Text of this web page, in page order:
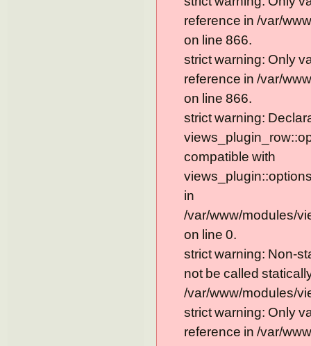
reference in /var/
on line 866.
strict warning: Only
reference in /var/
on line 866.
strict warning:
compatible with
in
/var/www/modules/
on line 0.
strict warning: Non-
not be called
/var/www/modules/
strict warning: Only
reference in /var/